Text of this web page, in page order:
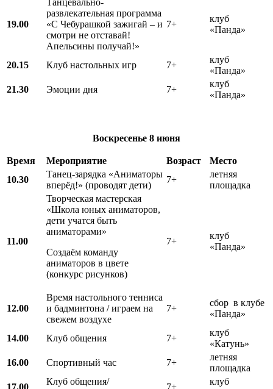
19.00
развлекательная программа
«С Чебурашкой зажигай – и
смотри не отставай!
Апельсины получай!»
7+
клуб
«Панда»
20.15 Клуб настольных игр 7+
клуб
«Панда»
21.30
Эмоции дня 7+
клуб
«Панда»
Воскресенье 8 июня
Время Мероприятие Возраст
Место
10.30
Танец-зарядка «Аниматоры
вперёд!» (проводят дети)
7+
летняя
площадка
11.00
Творческая мастерская
«Школа юных аниматоров,
дети учатся быть
аниматорами»
Создаём команду
аниматоров в цвете
(конкурс рисунков)
7+
клуб
«Панда»
12.00
Время настольного тенниса
и бадминтона / играем на
свежем воздухе
7+
сбор в клубе
«Панда»
14.00 Клуб общения 7+
клуб
«Катунь»
16.00
Спортивный час 7+
летняя
площадка
17.00
Клуб общения/
7+
клуб